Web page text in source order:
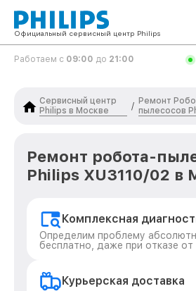
Официальный сервисный центр Philips
Работаем с 09:00 до 21:00
Сервисный центр
Philips в Москве
/
Ремонт
пылесосов
Ремонт робота-
Philips XU3110/02 в
Комплексная
Определим проблему
бесплатно, даже при отказе от
Курьерская доставка